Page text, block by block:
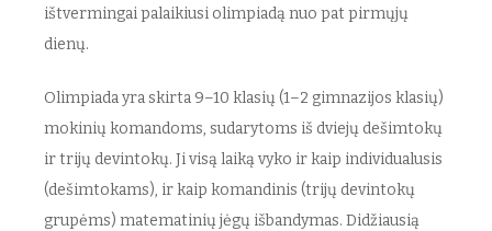
ištvermingai palaikiusi olimpiadą nuo pat pirmųjų
dienų.
Olimpiada yra skirta 9–10 klasių (1–2 gimnazijos klasių)
mokinių komandoms, sudarytoms iš dviejų dešimtokų
ir trijų devintokų. Ji visą laiką vyko ir kaip individualusis
(dešimtokams), ir kaip komandinis (trijų devintokų
grupėms) matematinių jėgų išbandymas. Didžiausią